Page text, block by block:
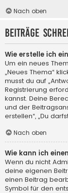
Nach oben
Beiträge
Wie erstelle ich
Um ein neues
„Neues Thema“
musst du auf
Registrierung
kannst. Deine
und der
erstellen“, „Du
Nach oben
Wie kann ich
Wenn du nicht
deine eigenen
einen Beitrag
Symbol für den